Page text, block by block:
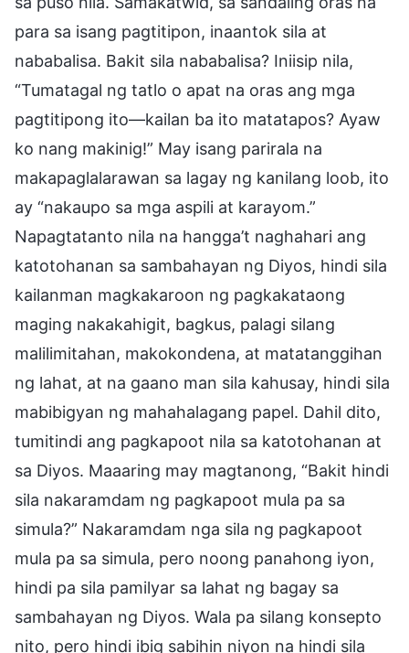
para sa isang pagtitipon, inaantok sila at
nababalisa. Bakit sila nababalisa? Iniisip nila,
“Tumatagal ng tatlo o apat na oras ang mga
pagtitipong ito—kailan ba ito matatapos? Ayaw
ko nang makinig!” May isang parirala na
makapaglalarawan sa lagay ng kanilang loob, ito
ay “nakaupo sa mga aspili at karayom.”
Napagtatanto nila na hangga’t naghahari ang
katotohanan sa sambahayan ng Diyos, hindi sila
kailanman magkakaroon ng pagkakataong
maging nakakahigit, bagkus, palagi silang
malilimitahan, makokondena, at matatanggihan
ng lahat, at na gaano man sila kahusay, hindi sila
mabibigyan ng mahahalagang papel. Dahil dito,
tumitindi ang pagkapoot nila sa katotohanan at
sa Diyos. Maaaring may magtanong, “Bakit hindi
sila nakaramdam ng pagkapoot mula pa sa
simula?” Nakaramdam nga sila ng pagkapoot
mula pa sa simula, pero noong panahong iyon,
hindi pa sila pamilyar sa lahat ng bagay sa
sambahayan ng Diyos. Wala pa silang konsepto
nito, pero hindi ibig sabihin niyon na hindi sila